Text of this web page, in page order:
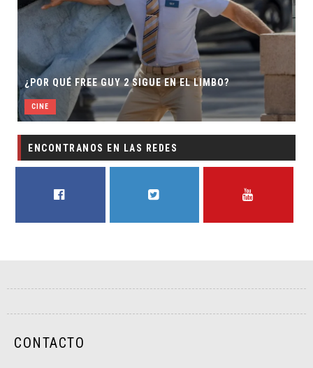
¿POR QUÉ FREE GUY 2 SIGUE EN EL LIMBO?
CINE
ENCONTRANOS EN LAS REDES
CONTACTO